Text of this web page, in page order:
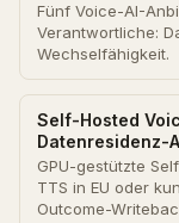
Fünf Voice-AI-
Verantwortliche:
Wechselfähigkeit.
Self-Hosted
Datenresidenz-
GPU-gestützte
TTS in EU oder
Outcome-